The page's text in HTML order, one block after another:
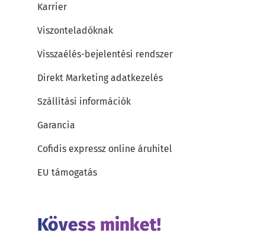
Karrier
Viszonteladóknak
Visszaélés-bejelentési rendszer
Direkt Marketing adatkezelés
Szállítási információk
Garancia
Cofidis expressz online áruhitel
EU támogatás
Kövess minket!